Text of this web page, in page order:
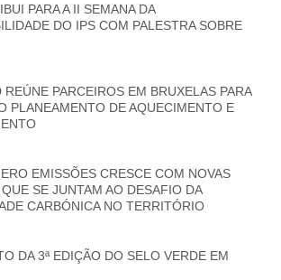
PARA A II SEMANA DA
DO IPS COM PALESTRA SOBRE
REÚNE PARCEIROS EM BRUXELAS PARA
PLANEAMENTO DE AQUECIMENTO E
EMISSÕES CRESCE COM NOVAS
SE JUNTAM AO DESAFIO DA
CARBÓNICA NO TERRITÓRIO
DA 3ª EDIÇÃO DO SELO VERDE EM